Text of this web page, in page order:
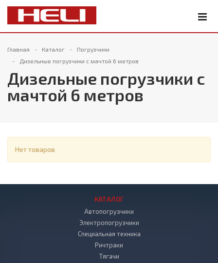
Главная Каталог
Погрузчики
Дизельные погрузчики с мачтой 6 метров
Дизельные погрузчики с
мачтой 6 метров
Нет товаров
КАТАЛОГ
Автопогрузчики
Электропогрузчики
Специальная техника
Ричтраки
Тягачи